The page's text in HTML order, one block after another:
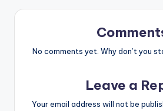
No comments yet. Why don’t you
Leave a
Your email address will not be